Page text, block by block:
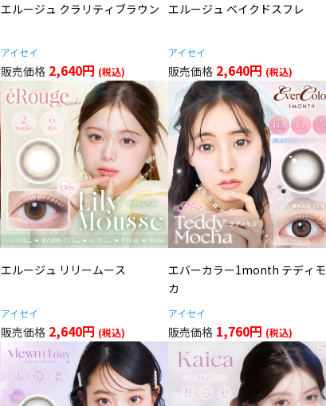
エルージュ クラリティブラウン
アイセイ
2,640円
エルージュ ベイクドスフレ
アイセイ
2,640円
エルージュ リリームース
アイセイ
2,640円
エバーカラー1month テディモ
カ
アイセイ
1,760円